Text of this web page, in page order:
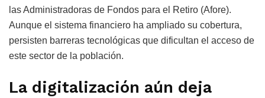
las Administradoras de Fondos para el Retiro (Afore).
Aunque el sistema financiero ha ampliado su cobertura,
persisten barreras tecnológicas que dificultan el acceso de
este sector de la población.
La digitalización aún deja